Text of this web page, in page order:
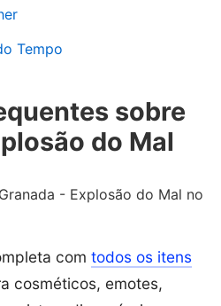
Tempo
sobre
do Mal
- Explosão do Mal no
com todos os itens
cosméticos, emotes,